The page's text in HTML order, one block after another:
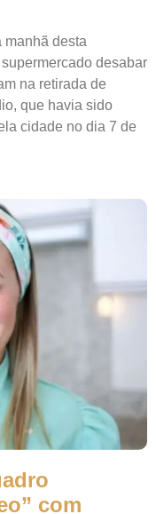
manhã desta
desabar
na retirada de
que havia sido
cidade no dia 7 de
com